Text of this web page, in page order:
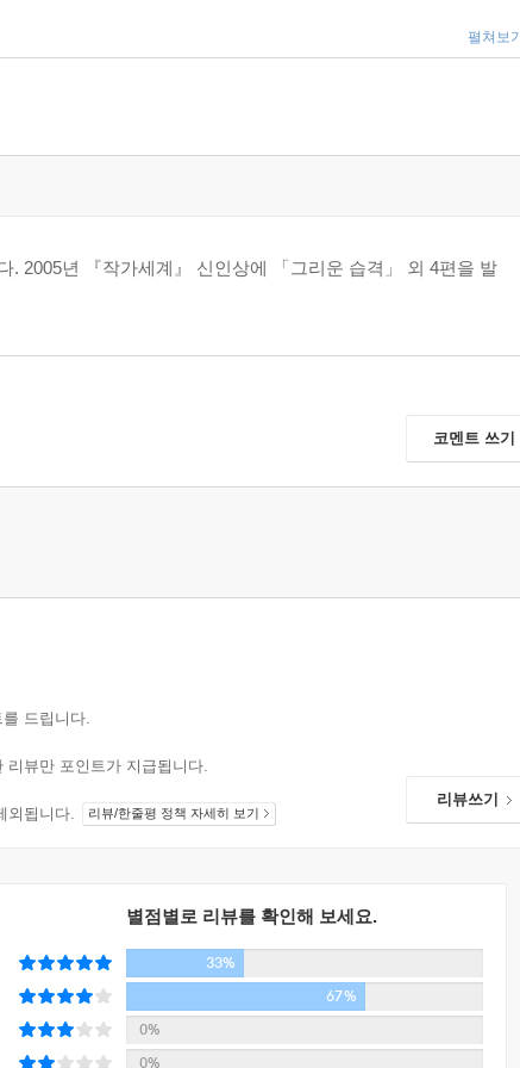
펼쳐보기
2005년 『작가세계』 신인상에 「그리운 습격」 외 4편을 발
코멘트 쓰기
드립니다.
리뷰만 포인트가 지급됩니다.
외됩니다.
리뷰/한줄평 정책 자세히 보기
리뷰쓰기
별점별로 리뷰를 확인해 보세요.
33%
67%
0%
0%